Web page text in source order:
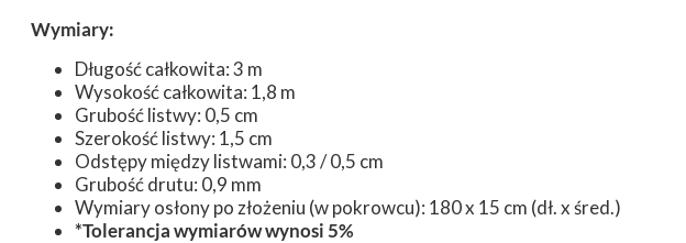
Wymiary:
Długość całkowita: 3 m
Wysokość całkowita: 1,8 m
Grubość listwy: 0,5 cm
Szerokość listwy: 1,5 cm
Odstępy między listwami: 0,3 / 0,5 cm
Grubość drutu: 0,9 mm
Wymiary osłony po złożeniu (w pokrowcu): 180 x 15 cm (dł. x śred.)
*Tolerancja wymiarów wynosi 5%